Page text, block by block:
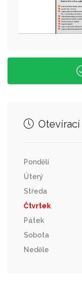
Pondělí
Úterý
Středa
Čtvrtek
Pátek
Sobota
Neděle